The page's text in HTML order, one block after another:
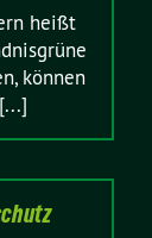
heißt
können